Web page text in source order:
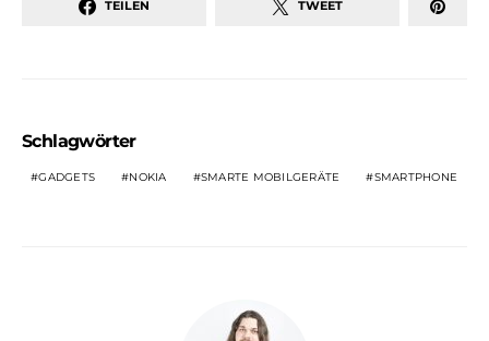
TEILEN TWEET
Schlagwörter
GADGETS NOKIA SMARTE MOBILGERÄTE SMARTPHONE